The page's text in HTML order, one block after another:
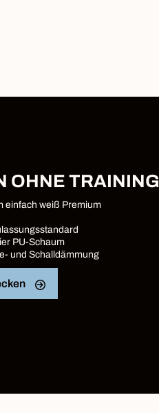
OHNE TRAINING
einfach weiß Premium
PU-Schaum
und Schalldämmung